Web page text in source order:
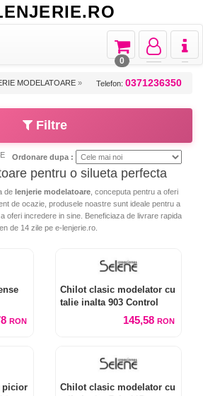
Toggle
Toggle
navigation
Toggle
navigation
0
MODELATOARE » Telefon: 0371236350
Filtre
Ordonare dupa :
pentru o silueta perfecta
de lenjerie modelatoare , conceputa pentru a oferi
de ocazie, produsele noastre sunt ideale pentru a
oferi incredere in sine. Beneficiaza de livrare rapida
de 14 zile pe e-lenjerie.ro.
RON
Chilot clasic modelator cu
talie inalta 903 Control
145,58 RON
picior
Chilot clasic modelator cu